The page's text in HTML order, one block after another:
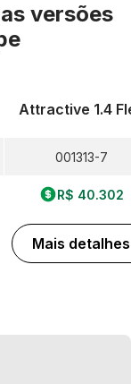
versões
Attractive 1.4
001313-7
R$ 40.302
Mais detalhes